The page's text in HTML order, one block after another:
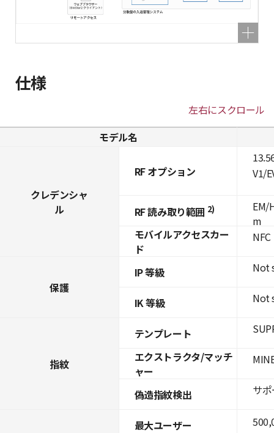
仕様
左右にスクロール
モデル名
クレデンシャ
ル
RF オプション
RF 読み取り範囲 2)
モバイルアクセスカー
ド
保護
IP 等級
IK 等級
指紋
テンプレート
エクストラクタ/マッチ
ャー
偽造指紋検出
最大ユーザー
V1/
EM/
m
NFC
Not
Not
サ